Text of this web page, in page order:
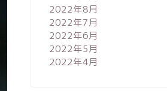
2022年8月
2022年7月
2022年6月
2022年5月
2022年4月